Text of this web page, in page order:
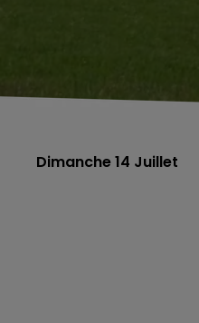
Dimanche 14 Juillet